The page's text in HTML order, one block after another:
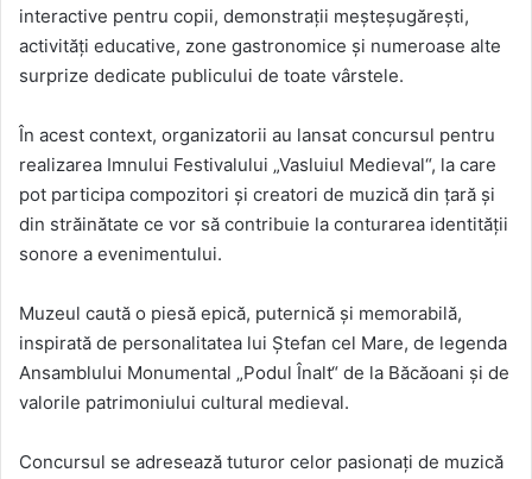
interactive pentru copii, demonstrații meșteșugărești,
activități educative, zone gastronomice și numeroase alte
surprize dedicate publicului de toate vârstele.
În acest context, organizatorii au lansat concursul pentru
realizarea Imnului Festivalului „Vasluiul Medieval“, la care
pot participa compozitori și creatori de muzică din țară și
din străinătate ce vor să contribuie la conturarea identității
sonore a evenimentului.
Muzeul caută o piesă epică, puternică și memorabilă,
inspirată de personalitatea lui Ștefan cel Mare, de legenda
Ansamblului Monumental „Podul Înalt“ de la Băcăoani și de
valorile patrimoniului cultural medieval.
Concursul se adresează tuturor celor pasionați de muzică